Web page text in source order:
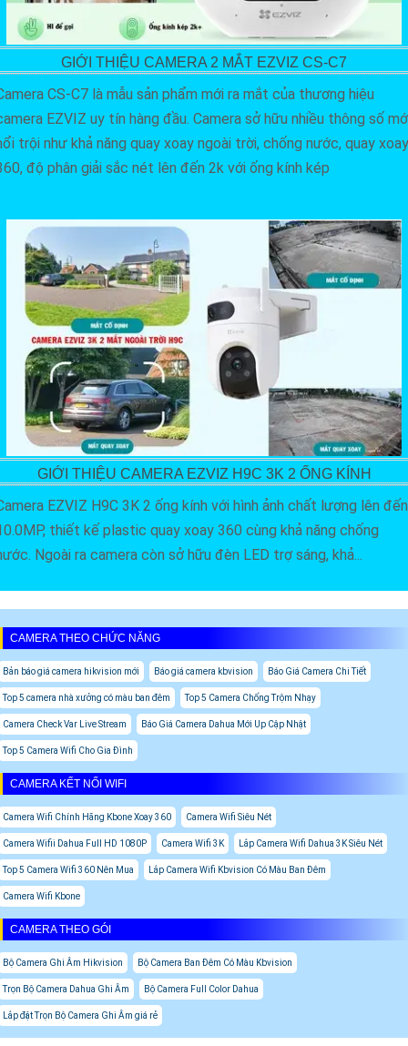
GIỚI THIỆU CAMERA 2 MẮT EZVIZ CS-C7
CS-C7 là mẫu sản phẩm mới ra mắt của thương hiệu
EZVIZ uy tín hàng đầu. Camera sở hữu nhiều thông số
trội như khả năng quay xoay ngoài trời, chống nước, quay xoay
độ phân giải sắc nét lên đến 2k với ống kính kép
GIỚI THIỆU CAMERA EZVIZ H9C 3K 2 ỐNG KÍNH
EZVIZ H9C 3K 2 ống kính với hình ảnh chất lượng lên đến
thiết kế plastic quay xoay 360 cùng khả năng chống
Ngoài ra camera còn sở hữu đèn LED trợ sáng, khả...
CAMERA THEO CHỨC NĂNG
Bản báo giá camera hikvision mới Báo giá camera kbvision Báo Giá Camera Chi Tiết
Top 5 camera nhà xưởng có màu ban đêm Top 5 Camera Chống Trộm Nhạy
Camera Check Var Live Stream Báo Giá Camera Dahua Mới Up Cập Nhật
Top 5 Camera Wifi Cho Gia Đình
CAMERA KẾT NỐI WIFI
Camera Wifi Chính Hãng Kbone Xoay 360 Camera Wifi Siêu Nét
Camera Wifii Dahua Full HD 1080P Camera Wifi 3K Lắp Camera Wifi Dahua 3K Siêu Nét
Top 5 Camera Wifi 360 Nên Mua Lắp Camera Wifi Kbvision Có Màu Ban Đêm
Camera Wifi Kbone
CAMERA THEO GÓI
Bộ Camera Ghi Âm Hikvision Bộ Camera Ban Đêm Có Màu Kbvision
Trọn Bộ Camera Dahua Ghi Âm Bộ Camera Full Color Dahua
Lắp đặt Trọn Bộ Camera Ghi Âm giá rẻ